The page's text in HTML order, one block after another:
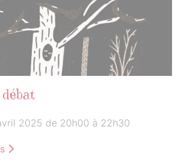
2025 de 20h00 à 22h30